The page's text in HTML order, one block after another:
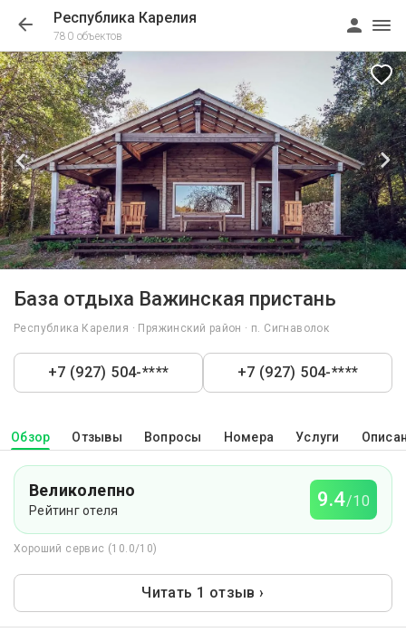
Республика Карелия
780 объектов
База отдыха Важинская пристань
Республика Карелия · Пряжинский район · п. Сигнаволок
+7 (927) 504-**** +7 (927) 504-****
Обзор Отзывы Вопросы Номера Услуги
Великолепно
Рейтинг отеля 9.4/10
Хороший сервис (10.0/10)
Читать 1 отзыв ›